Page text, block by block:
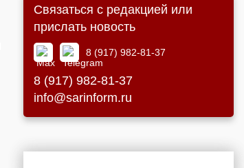
Связаться с редакцией или
прислать новость
8 (917) 982-81-37
8 (917) 982-81-37
info@sarinform.ru